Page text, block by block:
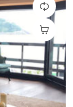
Leer Más